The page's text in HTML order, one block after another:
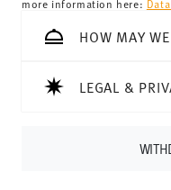
69,90 CHF, delivery
Tracking:You will
Delivery time: 3-5
Germany for items
For
more information here:
HOW MAY
LEGAL &